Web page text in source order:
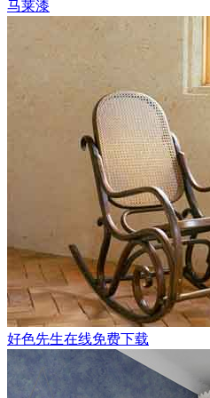
马莱漆
好色先生在线免费下载